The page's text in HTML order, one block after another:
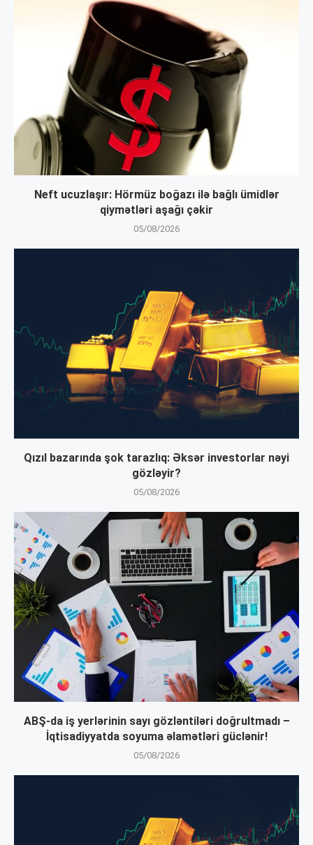
Neft ucuzlaşır: Hörmüz boğazı ilə bağlı ümidlər
qiymətləri aşağı çəkir
05/08/2026
Qızıl bazarında şok tarazlıq: Əksər investorlar nəyi
gözləyir?
05/08/2026
ABŞ-da iş yerlərinin sayı gözləntiləri doğrultmadı –
İqtisadiyyatda soyuma əlamətləri güclənir!
05/08/2026